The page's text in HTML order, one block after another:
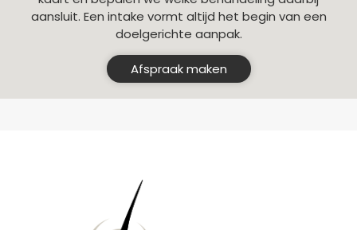
aansluit. Een intake vormt altijd het begin van een
doelgerichte aanpak.
Afspraak maken